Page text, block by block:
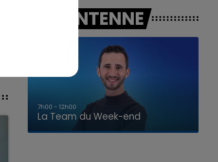
A L'ANTENNE
16h00 - 20h00
La Team du Week-end